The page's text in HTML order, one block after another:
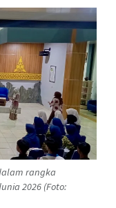
rangka
2026 (Foto: